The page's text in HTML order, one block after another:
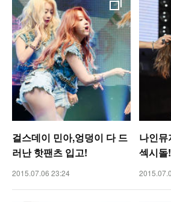
걸스데이 민아,엉덩이 다 드
러난 핫팬츠 입고!
2015.07.06 23:24
나인
섹시돌